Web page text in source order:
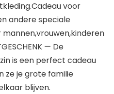
voor
andere speciale
— De
is een perfect cadeau
ze je grote familie
blijven.